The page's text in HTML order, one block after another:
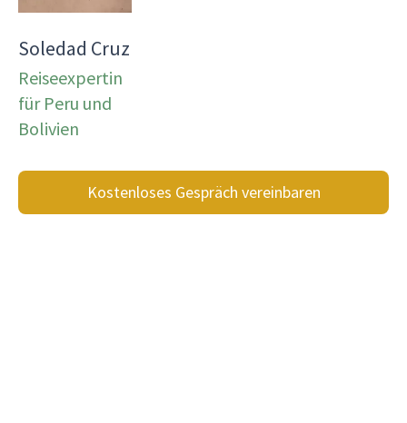
Soledad Cruz
Reiseexpertin
für Peru und
Bolivien
Kostenloses Gespräch vereinbaren